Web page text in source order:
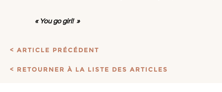
« You go girl! »
ARTICLE PRÉCÉDENT
RETOURNER À LA LISTE DES ARTICLES